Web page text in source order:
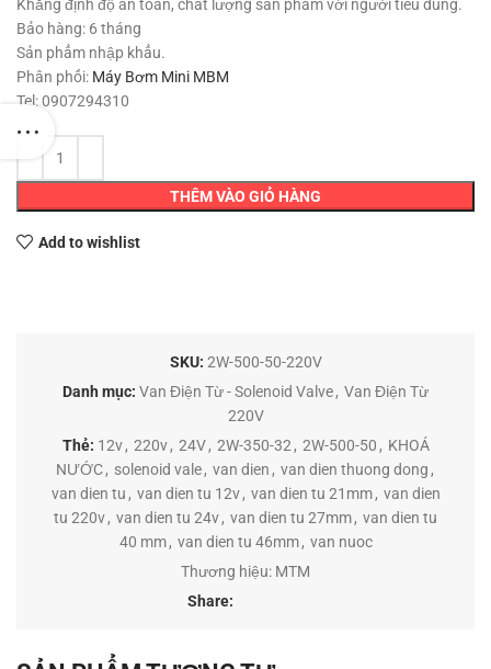
Khẳng định độ an toàn, chất lượng sản phẩm với người tiêu dung.
Bảo hàng: 6 tháng
Sản phẩm nhập khẩu.
Phân phối: Máy Bơm Mini MBM
Tel: 0907294310
THÊM VÀO GIỎ HÀNG
Add to wishlist
SKU: 2W-500-50-220V
Danh mục: Van Điện Từ - Solenoid Valve, Van Điện Từ
220V
Thẻ: 12v , 220v , 24V , 2W-350-32 , 2W-500-50 , KHOÁ
NƯỚC , solenoid vale , van dien , van dien thuong dong ,
van dien tu , van dien tu 12v , van dien tu 21mm , van dien
tu 220v, van dien tu 24v, van dien tu 27mm, van dien tu
40 mm , van dien tu 46mm , van nuoc
Thương hiệu: MTM
Share: